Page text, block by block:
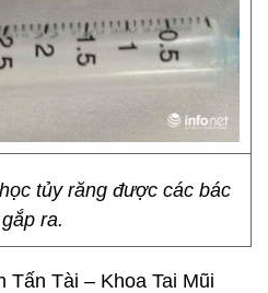
tủy răng được các bác
ra.
Tài – Khoa Tai Mũi